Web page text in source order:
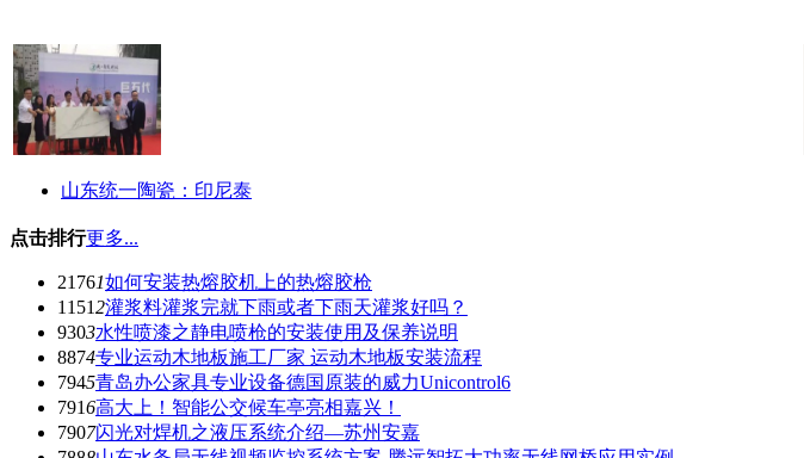
山东统一陶瓷：印尼泰
点击排行更多...
21761如何安装热熔胶机上的热熔胶枪
11512灌浆料灌浆完就下雨或者下雨天灌浆好吗？
9303水性喷漆之静电喷枪的安装使用及保养说明
8874专业运动木地板施工厂家 运动木地板安装流程
7945青岛办公家具专业设备德国原装的威力Unicontrol6
7916高大上！智能公交候车亭亮相嘉兴！
7907闪光对焊机之液压系统介绍—苏州安嘉